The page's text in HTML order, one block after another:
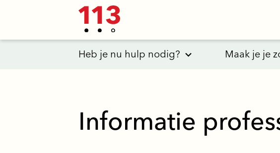
Heb je nu hulp nodig? Maak je je
Informatie